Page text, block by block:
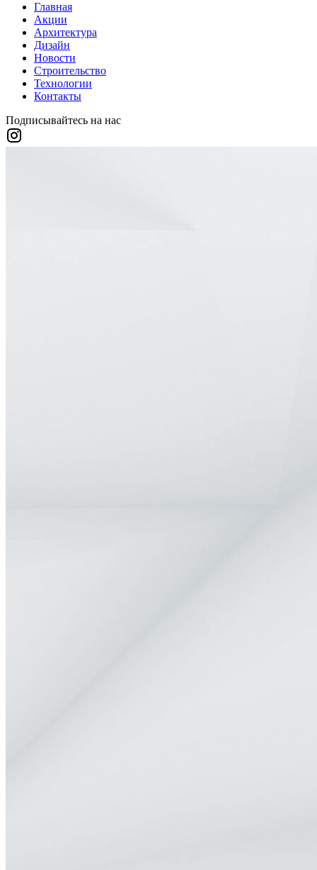
Главная
Акции
Архитектура
Дизайн
Новости
Строительство
Технологии
Контакты
Подписывайтесь на нас